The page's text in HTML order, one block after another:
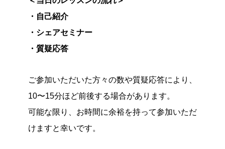
・自己紹介
・シェアセミナー
・質疑応答
ご参加いただいた方々の数や質疑応答により、
10〜15分ほど前後する場合があります。
可能な限り、お時間に余裕を持って参加いただ
けますと幸いです。